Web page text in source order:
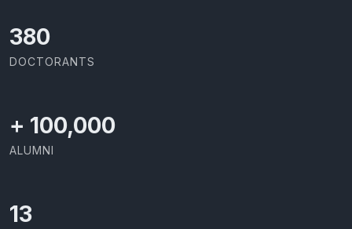
403
DOCTORANTS
+ 100,000
ALUMNI
13